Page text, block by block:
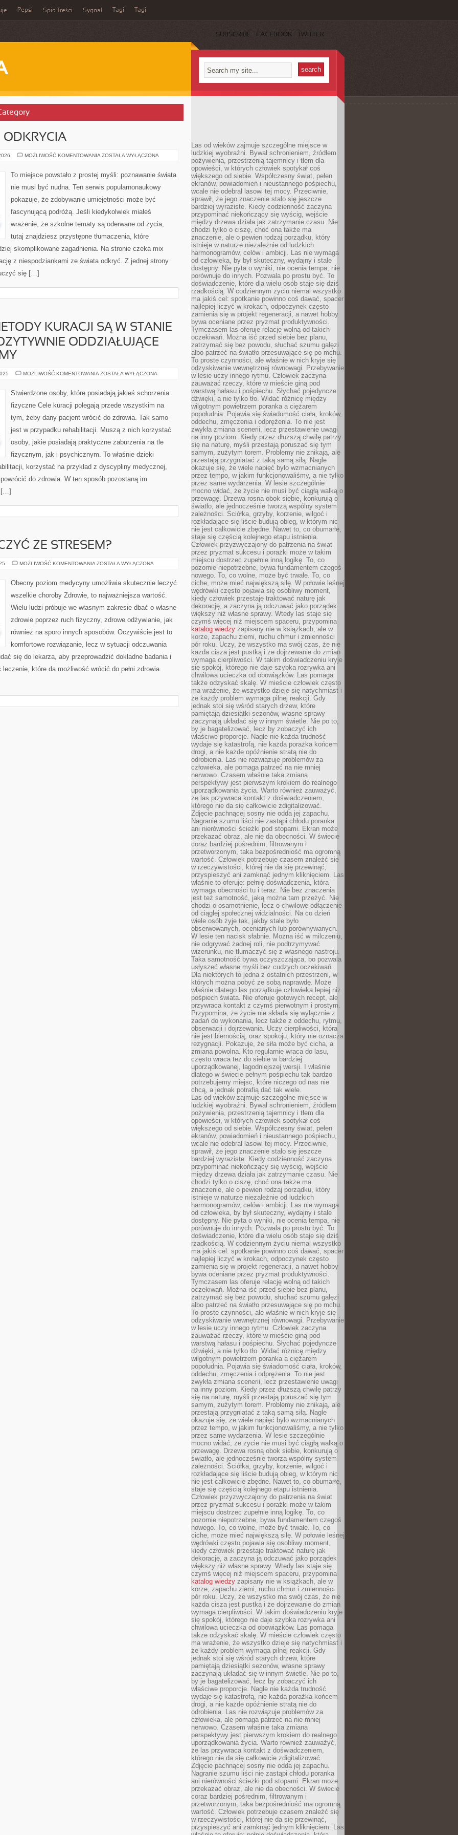
Pepsi Spis Treści Sygnał Tagi Tagi
SUBSCRIBE FACEBOOK TWITTER
ODKRYCIA
MOŻLIWOŚĆ KOMENTOWANIA HISTORIA
ODKRYCIA
ZOSTAŁA WYŁĄCZONA
To miejsce powstało z prostej myśli: poznawanie świata
nie musi być nudna. Ten serwis popularnonaukowy
pokazuje, że zdobywanie umiejętności może być
fascynującą podróżą. Jeśli kiedykolwiek miałeś
wrażenie, że szkolne tematy są oderwane od życia,
tutaj znajdziesz przystępne tłumaczenia, które
skomplikowane zagadnienia. Na stronie czeka mix
z niespodziankami ze świata odkryć. Z jednej strony
się […]
KURACJI SĄ W STANIE
ODDZIAŁUJĄCE
MOŻLIWOŚĆ KOMENTOWANIA NIE
KURACJI
SĄ
STANIE
SIĘ
ODDZIAŁUJĄCE
NASZE
SYSTEMY
ZOSTAŁA WYŁĄCZONA
Stwierdzone osoby, które posiadają jakieś schorzenia
fizyczne Cele kuracji polegają przede wszystkim na
tym, żeby dany pacjent wrócić do zdrowia. Tak samo
jest w przypadku rehabilitacji. Muszą z nich korzystać
osoby, jakie posiadają praktyczne zaburzenia na tle
fizycznym, jak i psychicznym. To właśnie dzięki
korzystać na przykład z dyscypliny medycznej,
do zdrowia. W ten sposób pozostaną im
[…]
ZE STRESEM?
MOŻLIWOŚĆ KOMENTOWANIA JAK
STRESEM?
ZOSTAŁA WYŁĄCZONA
Obecny poziom medycyny umożliwia skutecznie leczyć
wszelkie choroby Zdrowie, to najważniejsza wartość.
Wielu ludzi próbuje we własnym zakresie dbać o własne
zdrowie poprzez ruch fizyczny, zdrowe odżywianie, jak
również na sporo innych sposobów. Oczywiście jest to
komfortowe rozwiązanie, lecz w sytuacji odczuwania
się do lekarza, aby przeprowadzić dokładne badania i
które da możliwość wrócić do pełni zdrowia.
Las od wieków zajmuje szczególne miejsce w
ludzkiej wyobraźni. Bywał schronieniem, źródłem
pożywienia, przestrzenią tajemnicy i tłem dla
opowieści, w których człowiek spotykał coś
większego od siebie. Współczesny świat, pełen
ekranów, powiadomień i nieustannego pośpiechu,
wcale nie odebrał lasowi tej mocy. Przeciwnie,
sprawił, że jego znaczenie stało się jeszcze
bardziej wyraziste. Kiedy codzienność zaczyna
przypominać niekończący się wyścig, wejście
między drzewa działa jak zatrzymanie czasu. Nie
chodzi tylko o ciszę, choć ona także ma
znaczenie, ale o pewien rodzaj porządku, który
istnieje w naturze niezależnie od ludzkich
harmonogramów, celów i ambicji. Las nie wymaga
od człowieka, by był skuteczny, wydajny i stale
dostępny. Nie pyta o wyniki, nie ocenia tempa, nie
porównuje do innych. Pozwala po prostu być. To
doświadczenie, które dla wielu osób staje się dziś
rzadkością. W codziennym życiu niemal wszystko
ma jakiś cel: spotkanie powinno coś dawać, spacer
najlepiej liczyć w krokach, odpoczynek często
zamienia się w projekt regeneracji, a nawet hobby
bywa oceniane przez pryzmat produktywności.
Tymczasem las oferuje relację wolną od takich
oczekiwań. Można iść przed siebie bez planu,
zatrzymać się bez powodu, słuchać szumu gałęzi
albo patrzeć na światło przesuwające się po mchu.
To proste czynności, ale właśnie w nich kryje się
odzyskiwanie wewnętrznej równowagi. Przebywanie
w lesie uczy innego rytmu. Człowiek zaczyna
zauważać rzeczy, które w mieście giną pod
warstwą hałasu i pośpiechu. Słychać pojedyncze
dźwięki, a nie tylko tło. Widać różnicę między
wilgotnym powietrzem poranka a ciężarem
popołudnia. Pojawia się świadomość ciała, kroków,
oddechu, zmęczenia i odprężenia. To nie jest
zwykła zmiana scenerii, lecz przestawienie uwagi
na inny poziom. Kiedy przez dłuższą chwilę patrzy
się na naturę, myśli przestają poruszać się tym
samym, zużytym torem. Problemy nie znikają, ale
przestają przygniatać z taką samą siłą. Nagle
okazuje się, że wiele napięć było wzmacnianych
przez tempo, w jakim funkcjonowaliśmy, a nie tylko
przez same wydarzenia. W lesie szczególnie
mocno widać, że życie nie musi być ciągłą walką o
przewagę. Drzewa rosną obok siebie, konkurują o
światło, ale jednocześnie tworzą wspólny system
zależności. Ściółka, grzyby, korzenie, wilgoć i
rozkładające się liście budują obieg, w którym nic
nie jest całkowicie zbędne. Nawet to, co obumarłe,
staje się częścią kolejnego etapu istnienia.
Człowiek przyzwyczajony do patrzenia na świat
przez pryzmat sukcesu i porażki może w takim
miejscu dostrzec zupełnie inną logikę. To, co
pozornie niepotrzebne, bywa fundamentem czegoś
nowego. To, co wolne, może być trwałe. To, co
ciche, może mieć największą siłę. W połowie leśnej
wędrówki często pojawia się osobliwy moment,
kiedy człowiek przestaje traktować naturę jak
dekorację, a zaczyna ją odczuwać jako porządek
większy niż własne sprawy. Wtedy las staje się
czymś więcej niż miejscem spaceru, przypomina
katalog wiedzy zapisany nie w książkach, ale w
korze, zapachu ziemi, ruchu chmur i zmienności
pór roku. Uczy, że wszystko ma swój czas, że nie
każda cisza jest pustką i że dojrzewanie do zmian
wymaga cierpliwości. W takim doświadczeniu kryje
się spokój, którego nie daje szybka rozrywka ani
chwilowa ucieczka od obowiązków. Las pomaga
także odzyskać skalę. W mieście człowiek często
ma wrażenie, że wszystko dzieje się natychmiast i
że każdy problem wymaga pilnej reakcji. Gdy
jednak stoi się wśród starych drzew, które
pamiętają dziesiątki sezonów, własne sprawy
zaczynają układać się w innym świetle. Nie po to,
by je bagatelizować, lecz by zobaczyć ich
właściwe proporcje. Nagle nie każda trudność
wydaje się katastrofą, nie każda porażka końcem
drogi, a nie każde opóźnienie stratą nie do
odrobienia. Las nie rozwiązuje problemów za
człowieka, ale pomaga patrzeć na nie mniej
nerwowo. Czasem właśnie taka zmiana
perspektywy jest pierwszym krokiem do realnego
uporządkowania życia. Warto również zauważyć,
że las przywraca kontakt z doświadczeniem,
którego nie da się całkowicie zdigitalizować.
Zdjęcie pachnącej sosny nie odda jej zapachu.
Nagranie szumu liści nie zastąpi chłodu poranka
ani nierówności ścieżki pod stopami. Ekran może
przekazać obraz, ale nie da obecności. W świecie
coraz bardziej pośrednim, filtrowanym i
przetworzonym, taka bezpośredniość ma ogromną
wartość. Człowiek potrzebuje czasem znaleźć się
w rzeczywistości, której nie da się przewinąć,
przyspieszyć ani zamknąć jednym kliknięciem. Las
właśnie to oferuje: pełnię doświadczenia, która
wymaga obecności tu i teraz. Nie bez znaczenia
jest też samotność, jaką można tam przeżyć. Nie
chodzi o osamotnienie, lecz o chwilowe odłączenie
od ciągłej społecznej widzialności. Na co dzień
wiele osób żyje tak, jakby stale było
obserwowanych, ocenianych lub porównywanych.
W lesie ten nacisk słabnie. Można iść w milczeniu,
nie odgrywać żadnej roli, nie podtrzymywać
wizerunku, nie tłumaczyć się z własnego nastroju.
Taka samotność bywa oczyszczająca, bo pozwala
usłyszeć własne myśli bez cudzych oczekiwań.
Dla niektórych to jedna z ostatnich przestrzeni, w
których można pobyć ze sobą naprawdę. Może
właśnie dlatego las porządkuje człowieka lepiej niż
pośpiech świata. Nie oferuje gotowych recept, ale
przywraca kontakt z czymś pierwotnym i prostym.
Przypomina, że życie nie składa się wyłącznie z
zadań do wykonania, lecz także z oddechu, rytmu,
obserwacji i dojrzewania. Uczy cierpliwości, która
nie jest biernością, oraz spokoju, który nie oznacza
rezygnacji. Pokazuje, że siła może być cicha, a
zmiana powolna. Kto regularnie wraca do lasu,
często wraca też do siebie w bardziej
uporządkowanej, łagodniejszej wersji. I właśnie
dlatego w świecie pełnym pośpiechu tak bardzo
potrzebujemy miejsc, które niczego od nas nie
chcą, a jednak potrafią dać tak wiele.
Las od wieków zajmuje szczególne miejsce w
ludzkiej wyobraźni. Bywał schronieniem, źródłem
pożywienia, przestrzenią tajemnicy i tłem dla
opowieści, w których człowiek spotykał coś
większego od siebie. Współczesny świat, pełen
ekranów, powiadomień i nieustannego pośpiechu,
wcale nie odebrał lasowi tej mocy. Przeciwnie,
sprawił, że jego znaczenie stało się jeszcze
bardziej wyraziste. Kiedy codzienność zaczyna
przypominać niekończący się wyścig, wejście
między drzewa działa jak zatrzymanie czasu. Nie
chodzi tylko o ciszę, choć ona także ma
znaczenie, ale o pewien rodzaj porządku, który
istnieje w naturze niezależnie od ludzkich
harmonogramów, celów i ambicji. Las nie wymaga
od człowieka, by był skuteczny, wydajny i stale
dostępny. Nie pyta o wyniki, nie ocenia tempa, nie
porównuje do innych. Pozwala po prostu być. To
doświadczenie, które dla wielu osób staje się dziś
rzadkością. W codziennym życiu niemal wszystko
ma jakiś cel: spotkanie powinno coś dawać, spacer
najlepiej liczyć w krokach, odpoczynek często
zamienia się w projekt regeneracji, a nawet hobby
bywa oceniane przez pryzmat produktywności.
Tymczasem las oferuje relację wolną od takich
oczekiwań. Można iść przed siebie bez planu,
zatrzymać się bez powodu, słuchać szumu gałęzi
albo patrzeć na światło przesuwające się po mchu.
To proste czynności, ale właśnie w nich kryje się
odzyskiwanie wewnętrznej równowagi. Przebywanie
w lesie uczy innego rytmu. Człowiek zaczyna
zauważać rzeczy, które w mieście giną pod
warstwą hałasu i pośpiechu. Słychać pojedyncze
dźwięki, a nie tylko tło. Widać różnicę między
wilgotnym powietrzem poranka a ciężarem
popołudnia. Pojawia się świadomość ciała, kroków,
oddechu, zmęczenia i odprężenia. To nie jest
zwykła zmiana scenerii, lecz przestawienie uwagi
na inny poziom. Kiedy przez dłuższą chwilę patrzy
się na naturę, myśli przestają poruszać się tym
samym, zużytym torem. Problemy nie znikają, ale
przestają przygniatać z taką samą siłą. Nagle
okazuje się, że wiele napięć było wzmacnianych
przez tempo, w jakim funkcjonowaliśmy, a nie tylko
przez same wydarzenia. W lesie szczególnie
mocno widać, że życie nie musi być ciągłą walką o
przewagę. Drzewa rosną obok siebie, konkurują o
światło, ale jednocześnie tworzą wspólny system
zależności. Ściółka, grzyby, korzenie, wilgoć i
rozkładające się liście budują obieg, w którym nic
nie jest całkowicie zbędne. Nawet to, co obumarłe,
staje się częścią kolejnego etapu istnienia.
Człowiek przyzwyczajony do patrzenia na świat
przez pryzmat sukcesu i porażki może w takim
miejscu dostrzec zupełnie inną logikę. To, co
pozornie niepotrzebne, bywa fundamentem czegoś
nowego. To, co wolne, może być trwałe. To, co
ciche, może mieć największą siłę. W połowie leśnej
wędrówki często pojawia się osobliwy moment,
kiedy człowiek przestaje traktować naturę jak
dekorację, a zaczyna ją odczuwać jako porządek
większy niż własne sprawy. Wtedy las staje się
czymś więcej niż miejscem spaceru, przypomina
katalog wiedzy zapisany nie w książkach, ale w
korze, zapachu ziemi, ruchu chmur i zmienności
pór roku. Uczy, że wszystko ma swój czas, że nie
każda cisza jest pustką i że dojrzewanie do zmian
wymaga cierpliwości. W takim doświadczeniu kryje
się spokój, którego nie daje szybka rozrywka ani
chwilowa ucieczka od obowiązków. Las pomaga
także odzyskać skalę. W mieście człowiek często
ma wrażenie, że wszystko dzieje się natychmiast i
że każdy problem wymaga pilnej reakcji. Gdy
jednak stoi się wśród starych drzew, które
pamiętają dziesiątki sezonów, własne sprawy
zaczynają układać się w innym świetle. Nie po to,
by je bagatelizować, lecz by zobaczyć ich
właściwe proporcje. Nagle nie każda trudność
wydaje się katastrofą, nie każda porażka końcem
drogi, a nie każde opóźnienie stratą nie do
odrobienia. Las nie rozwiązuje problemów za
człowieka, ale pomaga patrzeć na nie mniej
nerwowo. Czasem właśnie taka zmiana
perspektywy jest pierwszym krokiem do realnego
uporządkowania życia. Warto również zauważyć,
że las przywraca kontakt z doświadczeniem,
którego nie da się całkowicie zdigitalizować.
Zdjęcie pachnącej sosny nie odda jej zapachu.
Nagranie szumu liści nie zastąpi chłodu poranka
ani nierówności ścieżki pod stopami. Ekran może
przekazać obraz, ale nie da obecności. W świecie
coraz bardziej pośrednim, filtrowanym i
przetworzonym, taka bezpośredniość ma ogromną
wartość. Człowiek potrzebuje czasem znaleźć się
w rzeczywistości, której nie da się przewinąć,
przyspieszyć ani zamknąć jednym kliknięciem. Las